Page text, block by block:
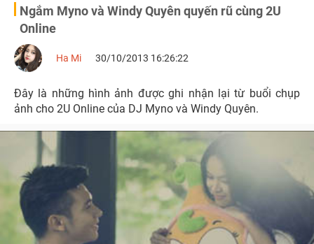
Ngắm Myno và Windy Quyên quyến rũ cùng 2U
Online
Ha Mi 30/10/2013 16:26:22
Đây là những hình ảnh được ghi nhận lại từ buổi chụp
ảnh cho 2U Online của DJ Myno và Windy Quyên.